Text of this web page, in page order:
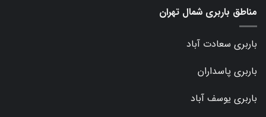
مناطق باربری شمال تهران
باربری سعادت آباد
باربری پاسداران
باربری یوسف آباد